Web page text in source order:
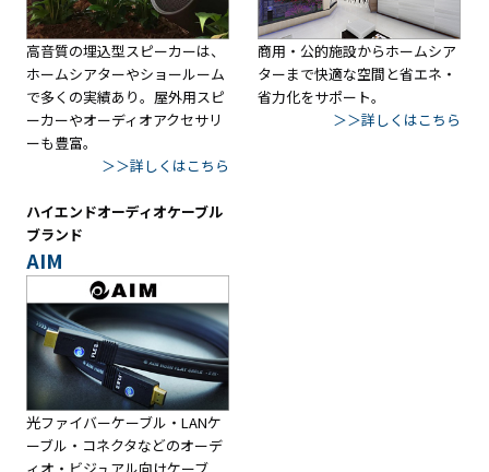
高音質の埋込型スピーカーは、
ホームシアターやショールーム
で多くの実績あり。屋外用スピ
ーカーやオーディオアクセサリ
ーも豊富。
＞＞詳しくはこちら
商用・公的施設からホームシア
ターまで快適な空間と省エネ・
省力化をサポート。
＞＞詳しくはこちら
ハイエンドオーディオケーブル
ブランド
AIM
光ファイバーケーブル・LANケ
ーブル・コネクタなどのオーデ